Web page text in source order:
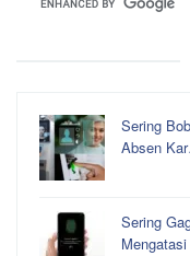
Sering
Absen
Sering